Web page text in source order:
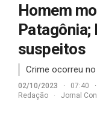
Homem
Patagônia;
suspeitos
Crime ocorreu
02/10/2023 · 07:40 ·
Redação
· Jornal